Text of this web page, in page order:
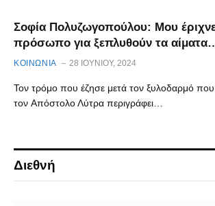
Σοφία Πολυζωγοπούλου: Μου
πρόσωπο για ξεπλυθούν τα
ΚΟΙΝΩΝΙΑ 28 ΙΟΥΝΊΟΥ, 2024
Τον τρόμο που έζησε μετά τον ξυλοδαρμό
τον Απόστολο Λύτρα περιγράφει…
Διεθνή